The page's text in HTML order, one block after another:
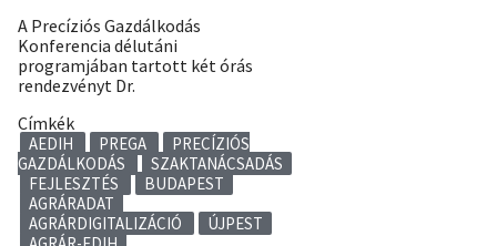
A Precíziós Gazdálkodás
Konferencia délutáni
programjában tartott két órás
rendezvényt Dr.
Címkék
AEDIH PREGA
PRECÍZIÓS
GAZDÁLKODÁS
SZAKTANÁCSADÁS
FEJLESZTÉS
BUDAPEST
AGRÁRADAT
AGRÁRDIGITALIZÁCIÓ
ÚJPEST